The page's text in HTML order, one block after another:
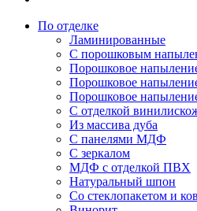
По отделке
Ламинированные
С порошковым
Порошковое
Порошковое
Порошковое
С отделкой
Из массива дуба
С панелями МДФ
С зеркалом
МДФ с отделкой ПВХ
Натуральный шпон
Со стеклопакетом и